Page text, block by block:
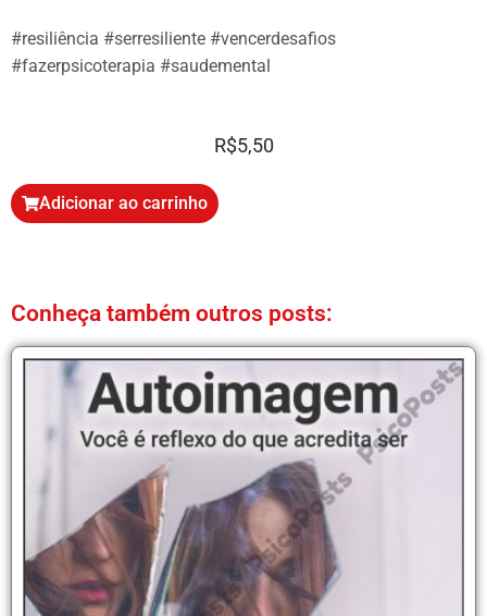
#resiliência #serresiliente #vencerdesafios
#fazerpsicoterapia #saudemental
R$5,50
Adicionar ao carrinho
Conheça também outros posts: